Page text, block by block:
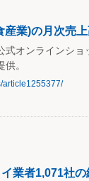
業)の月次売
式オンラインシ
。
article1255377/
業者1,071社